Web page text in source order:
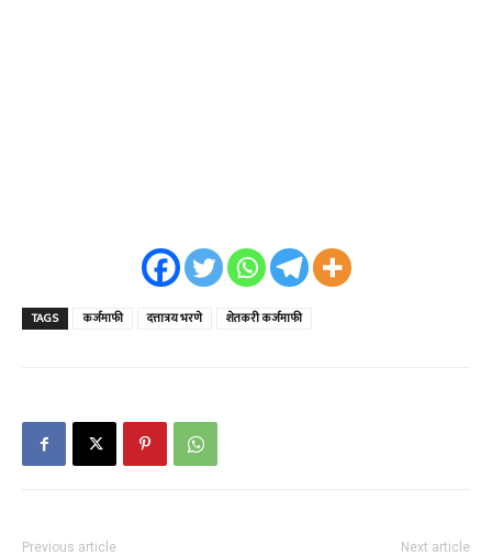
TAGS कर्जमाफी दत्तात्रय भरणे शेतकरी कर्जमाफी
Previous article Next article